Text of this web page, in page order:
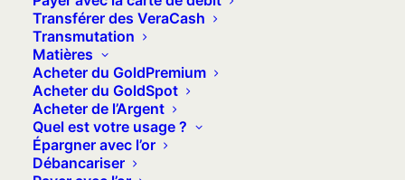
Transférer des VeraCash
Transmutation
Matières
Acheter du GoldPremium
Acheter du GoldSpot
Acheter de l’Argent
Quel est votre usage ?
Épargner avec l’or
Débancariser
Or numérique : 3 questions à se
poser avant d’acheter
10 juin 2026 • 9 minutes •
L’or numérique se décline aujourd’hui
sous des formes très différentes. Il ne